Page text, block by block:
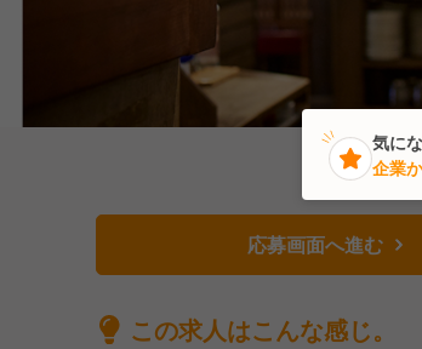
応募画面へ進む
この求人はこんな感じ。
気に
企業